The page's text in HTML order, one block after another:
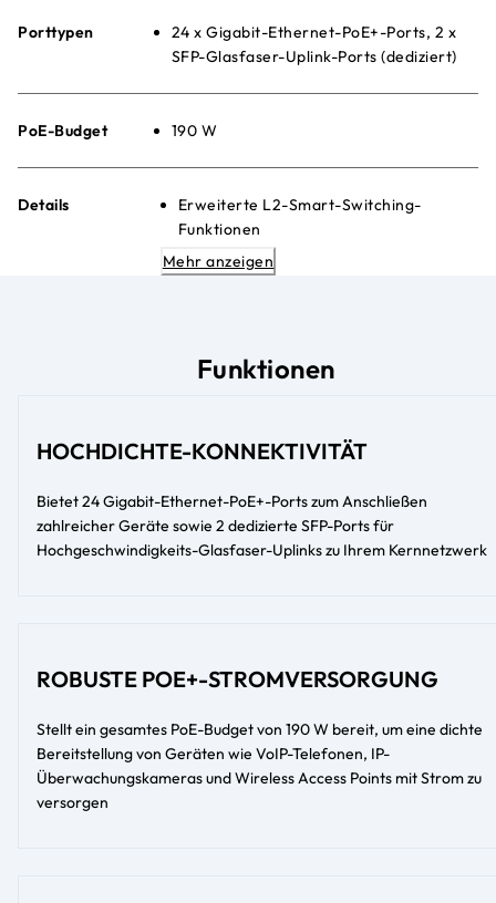
Porttypen
24 x Gigabit-Ethernet-PoE+-Ports, 2 x
SFP-Glasfaser-Uplink-Ports (dediziert)
PoE-Budget 190 W
Details
Erweiterte L2-Smart-Switching-
Funktionen
Benutzerfreundliche,
webbrowserbasierte
Rackmontage
Stromersparnis
Mehr anzeigen
Funktionen
HOCHDICHTE-KONNEKTIVITÄT
Bietet 24 Gigabit-Ethernet-PoE+-Ports zum Anschließen
zahlreicher Geräte sowie 2 dedizierte SFP-Ports für
Hochgeschwindigkeits-Glasfaser-Uplinks zu Ihrem Kernnetzwerk
ROBUSTE POE+-STROMVERSORGUNG
Stellt ein gesamtes PoE-Budget von 190 W bereit, um eine dichte
Bereitstellung von Geräten wie VoIP-Telefonen, IP-
Überwachungskameras und Wireless Access Points mit Strom zu
versorgen